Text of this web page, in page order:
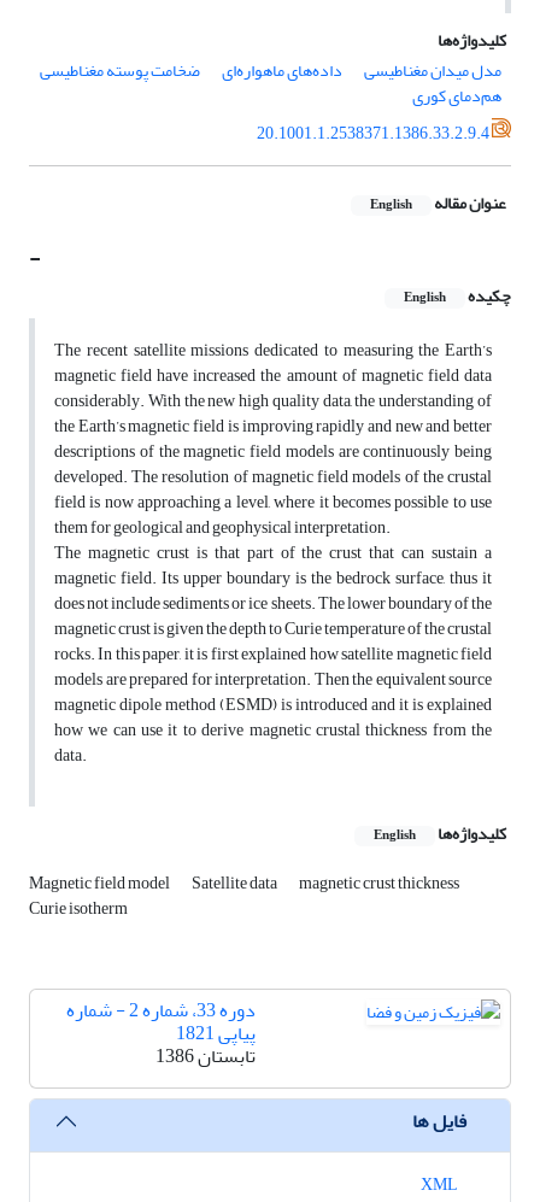
کلیدواژه‌ها
مدل میدان مغناطیسی
داده‌های ماهواره‌ای ضخامت پوسته مغناطیسی
هم‌دمای کوری
20.1001.1.2538371.1386.33.2.9.4
عنوان مقاله English
-
چکیده English
The recent satellite missions dedicated to measuring the Earth’s
magnetic field have increased the amount of magnetic field data
considerably. With the new high quality data, the understanding of
the Earth’s magnetic field is improving rapidly and new and better
descriptions of the magnetic field models are continuously being
developed. The resolution of magnetic field models of the crustal
field is now approaching a level, where it becomes possible to use
them for geological and geophysical interpretation.
The magnetic crust is that part of the crust that can sustain a
magnetic field. Its upper boundary is the bedrock surface, thus it
does not include sediments or ice sheets. The lower boundary of the
magnetic crust is given the depth to Curie temperature of the crustal
rocks. In this paper, it is first explained how satellite magnetic field
models are prepared for interpretation. Then the equivalent source
magnetic dipole method (ESMD) is introduced and it is explained
how we can use it to derive magnetic crustal thickness from the
data.
کلیدواژه‌ها English
Magnetic field model Satellite data magnetic crust thickness
Curie isotherm
دوره 33، شماره 2 - شماره
پیاپی 1821
تابستان 1386
فایل ها